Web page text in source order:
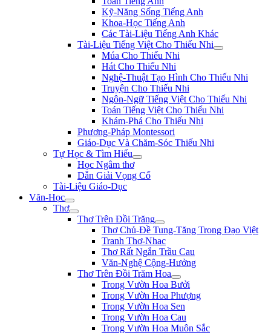
Kỹ-Năng Sống Tiếng Anh
Khoa-Học Tiếng Anh
Các Tài-Liệu Tiếng Anh Khác
Tài-Liệu Tiếng Việt Cho Thiếu Nhi
Múa Cho Thiếu Nhi
Hát Cho Thiếu Nhi
Nghệ-Thuật Tạo Hình Cho Thiếu Nhi
Truyện Cho Thiếu Nhi
Ngôn-Ngữ Tiếng Việt Cho Thiếu Nhi
Toán Tiếng Việt Cho Thiếu Nhi
Khám-Phá Cho Thiếu Nhi
Phương-Pháp Montessori
Giáo-Dục Và Chăm-Sóc Thiếu Nhi
Tự Học & Tìm Hiểu
Học Ngâm thơ
Dẫn Giải Vọng Cổ
Tài-Liệu Giáo-Dục
Văn-Học
Thơ
Thơ Trên Đồi Trăng
Thơ Chủ-Đề Tung-Tăng Trong Đạo Việt
Tranh Thơ-Nhac
Thơ Rất Ngắn Trầu Cau
Văn-Nghệ Cộng-Hưởng
Thơ Trên Đồi Trăm Hoa
Trong Vườn Hoa Bưởi
Trong Vườn Hoa Phượng
Trong Vườn Hoa Sen
Trong Vườn Hoa Cau
Trong Vườn Hoa Muôn Sắc